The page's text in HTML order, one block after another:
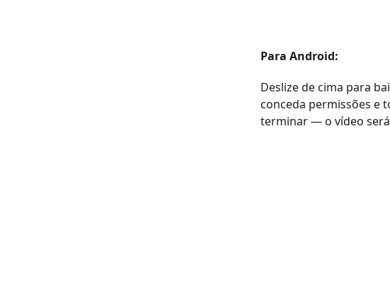
Para Android:
Deslize de cima para
conceda permissões e
terminar — o vídeo